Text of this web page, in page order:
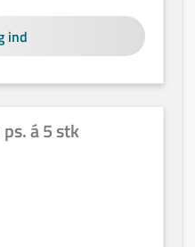
ind
á 5 stk